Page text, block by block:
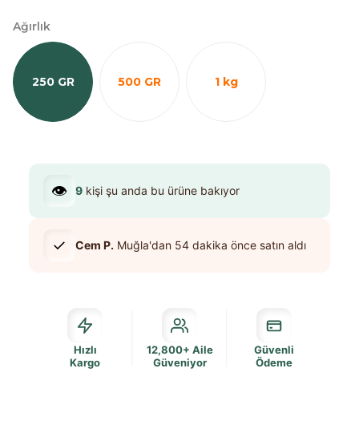
Ağırlık
250 GR 500 GR 1 kg
👁️ 9 kişi şu anda bu ürüne bakıyor
✓ Cem P. Muğla'dan 54 dakika önce satın aldı
Hızlı
Kargo
12,800+ Aile
Güveniyor
Güvenli
Ödeme